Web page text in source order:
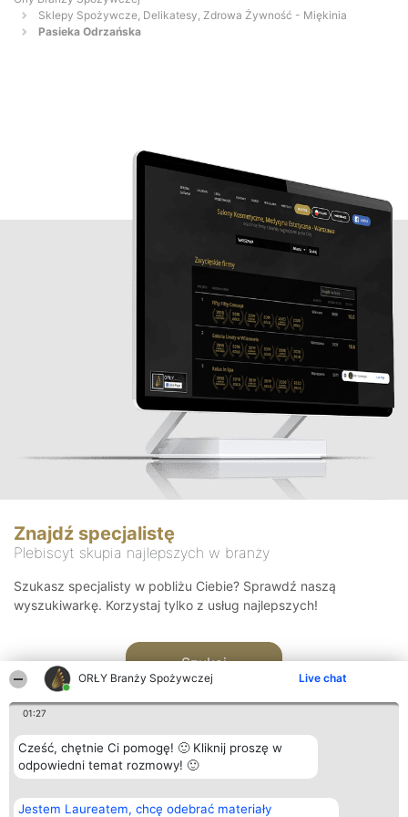
ORŁY Branży Spożywczej Live chat
01:27
Cześć, chętnie Ci pomogę! 🙂 Kliknij proszę w
odpowiedni temat rozmowy! 🙂
Jestem Laureatem, chcę odebrać materiały
Sklepy Spożywcze, Delikatesy, Zdrowa Żywność - Miękinia
Pasieka Odrzańska
Znajdź specjalistę
Plebiscyt skupia najlepszych w branży
Szukasz specjalisty w pobliżu Ciebie? Sprawdź naszą
wyszukiwarkę. Korzystaj tylko z usług najlepszych!
Szukaj
Organizator plebiscytu
Bright Side Solutions sp. z o.
Plebiscyt
Laureaci
Kontakt
Kontakt